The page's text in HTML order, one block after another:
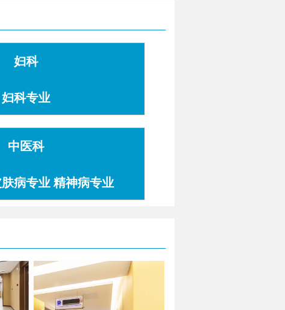
妇科
妇科专业
中医科
病专业 精神病专业